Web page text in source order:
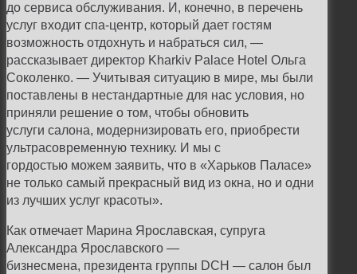
до сервиса обслуживания. И, конечно, в перечень
услуг входит спа-центр, который дает гостям
возможность отдохнуть и набраться сил, —
рассказывает директор Kharkiv Palace Hotel Ольга
Соколенко. — Учитывая ситуацию в мире, мы были
поставлены в нестандартные для нас условия, но
приняли решение о том, чтобы обновить
услуги салона, модернизировать его, приобрести
ультрасовременную технику. И мы с
гордостью можем заявить, что в «Харьков Паласе»
не только самый прекрасный вид из окна, но и одни
из лучших услуг красоты».
Как отмечает Марина Ярославская, супруга
Александра Ярославского —
бизнесмена, президента группы DCH — салон был